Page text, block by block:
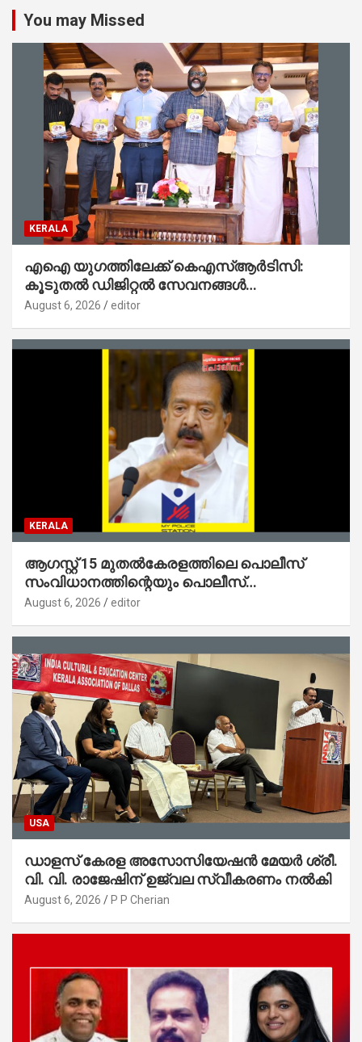
You may Missed
KERALA
എഐ യുഗത്തിലേക്ക് കെഎസ്ആർടിസി:
കൂടുതൽ ഡിജിറ്റൽ സേവനങ്ങൾ
ജനങ്ങളിലേക്കെത്തിക്കും – മന്ത്രി സി പി
August 6, 2026 editor
KERALA
ആഗസ്റ്റ് 15 മുതല്‍കേരളത്തിലെ പൊലീസ്
സംവിധാനത്തിന്റെയും പൊലീസ്
സ്റ്റേഷനുകളുടെയും മുഖഛായ മാറുകയാണ് :
August 6, 2026 editor
USA
ഡാളസ് കേരള അസോസിയേഷൻ മേയർ ശ്രീ.
വി. വി. രാജേഷിന് ഉജ്വല സ്വീകരണം നൽകി
August 6, 2026 P P Cherian